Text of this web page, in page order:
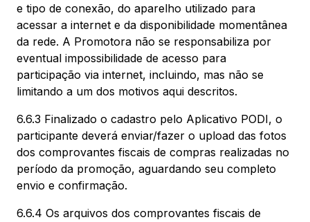
e tipo de conexão, do aparelho utilizado para
acessar a internet e da disponibilidade momentânea
da rede. A Promotora não se responsabiliza por
eventual impossibilidade de acesso para
participação via internet, incluindo, mas não se
limitando a um dos motivos aqui descritos.
6.6.3 Finalizado o cadastro pelo Aplicativo PODI, o
participante deverá enviar/fazer o upload das fotos
dos comprovantes fiscais de compras realizadas no
período da promoção, aguardando seu completo
envio e confirmação.
6.6.4 Os arquivos dos comprovantes fiscais de